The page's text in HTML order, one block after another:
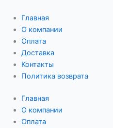
Главная
О компании
Оплата
Доставка
Контакты
Политика возврата
Главная
О компании
Оплата